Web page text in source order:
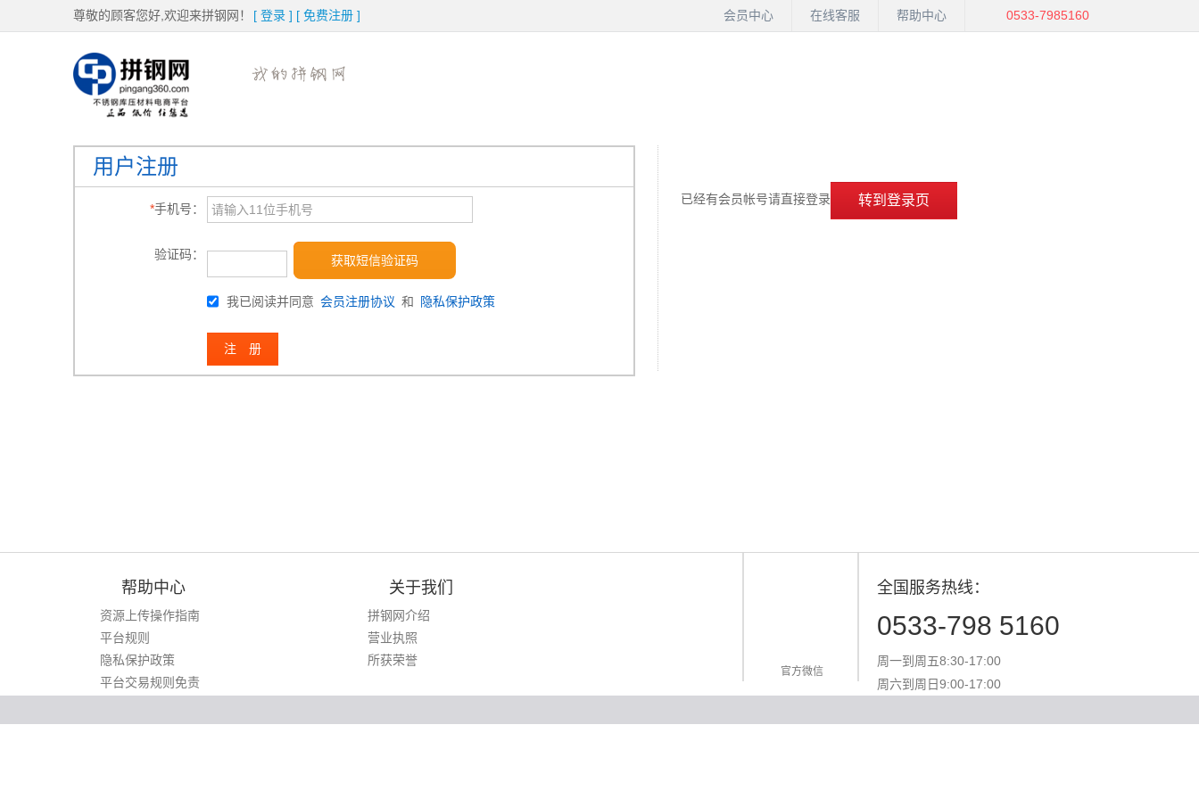
尊敬的顾客您好,欢迎来拼钢网！ [ 登录 ] [ 免费注册 ] 会员中心 在线客服 帮助中心 0533-7985160
用户注册
*手机号：
验证码： 获取短信验证码
我已阅读并同意 会员注册协议 和 隐私保护政策
注 册
已经有会员帐号请直接登录 转到登录页
帮助中心
资源上传操作指南
平台规则
隐私保护政策
平台交易规则免责
关于我们
拼钢网介绍
营业执照
所获荣誉
官方微信
全国服务热线：
0533-798 5160
周一到周五8:30-17:00
周六到周日9:00-17:00